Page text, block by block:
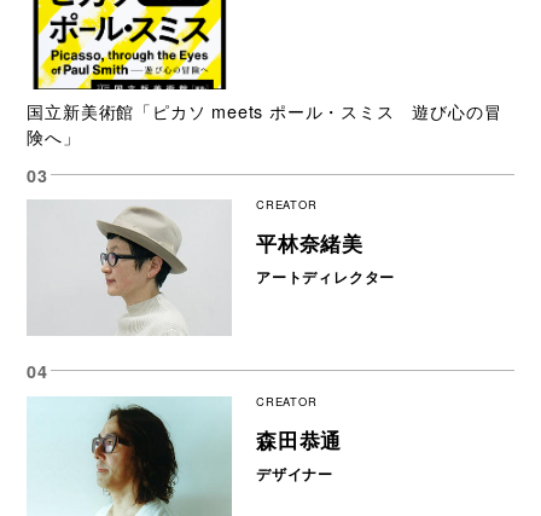
国立新美術館「ピカソ meets ポール・スミス 遊び心の冒
険へ」
CREATOR
平林奈緒美
アートディレクター
CREATOR
森田恭通
デザイナー